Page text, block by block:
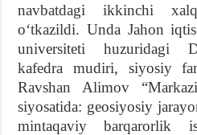
navbatdagi ikkinchi
oʻtkazildi. Unda Jahon
universiteti huzuridagi
kafedra mudiri, siyosiy
Ravshan Alimov
siyosatida: geosiyosiy
mintaqaviy barqarorlik